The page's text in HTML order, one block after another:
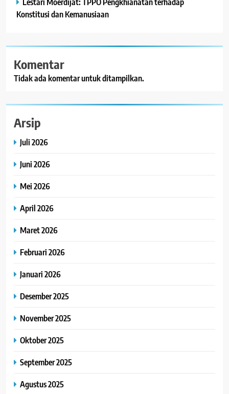
Konstitusi dan Kemanusiaan
Komentar
Tidak ada komentar untuk ditampilkan.
Arsip
Juli 2026
Juni 2026
Mei 2026
April 2026
Maret 2026
Februari 2026
Januari 2026
Desember 2025
November 2025
Oktober 2025
September 2025
Agustus 2025